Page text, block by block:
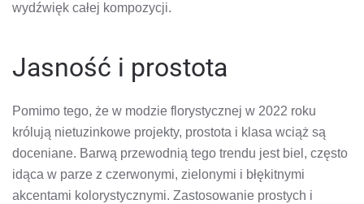
wydźwięk całej kompozycji.
Jasność i prostota
Pomimo tego, że w modzie florystycznej w 2022 roku
królują nietuzinkowe projekty, prostota i klasa wciąż są
doceniane. Barwą przewodnią tego trendu jest biel, często
idąca w parze z czerwonymi, zielonymi i błękitnymi
akcentami kolorystycznymi. Zastosowanie prostych i